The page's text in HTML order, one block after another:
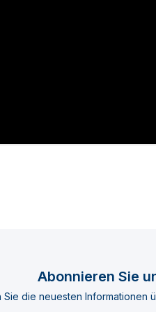
Abonnieren Sie
Sie die neuesten Informationen